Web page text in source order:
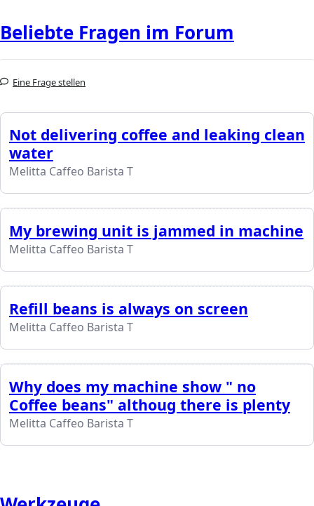
Beliebte Fragen im Forum
Eine Frage stellen
Not delivering coffee and leaking clean
water
Melitta Caffeo Barista T
My brewing unit is jammed in machine
Melitta Caffeo Barista T
Refill beans is always on screen
Melitta Caffeo Barista T
Why does my machine show " no
Coffee beans" althoug there is plenty
Melitta Caffeo Barista T